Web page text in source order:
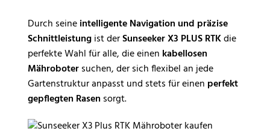
Durch seineintelligente Navigation und präzise
Schnittleistungist derSunseeker X3 PLUS RTKdie
perfekte Wahl für alle, die einen kabellosen
Mährobotersuchen, der sich flexibel an jede
Gartenstruktur anpasst und stets für einen perfekt
gepflegten Rasen sorgt.